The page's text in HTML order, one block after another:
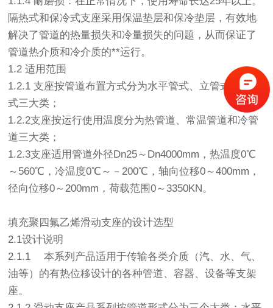
隔热式和保冷式支座采用保温垫层和保冷垫层，有效地
解决了管道的热量损失和冷量损失的问题，从而保证了
管道热介质和冷介质的**运行。
1.2 适用范围
1.2.1 支座按管道布置方式分为水平管式、立管式及弯管
式三大类；
1.2.2支座按运行使用温度分为热管道、常温管道和冷管
道三大类；
1.2.3支座适用管道外径Dn25～Dn4000mm，热温度0℃
～560℃，冷温度0℃～－200℃，轴向位移0～400mm，
径向位移0～200mm，荷载范围0～3350KN。
填充聚四氟乙烯滑动支座的设计选型
2.1设计说明
2.1.1 本系列产品适用于传输各类介质（汽、水、气、
油等）的有热位移设计的各种管道、容器、设备等支架
座。